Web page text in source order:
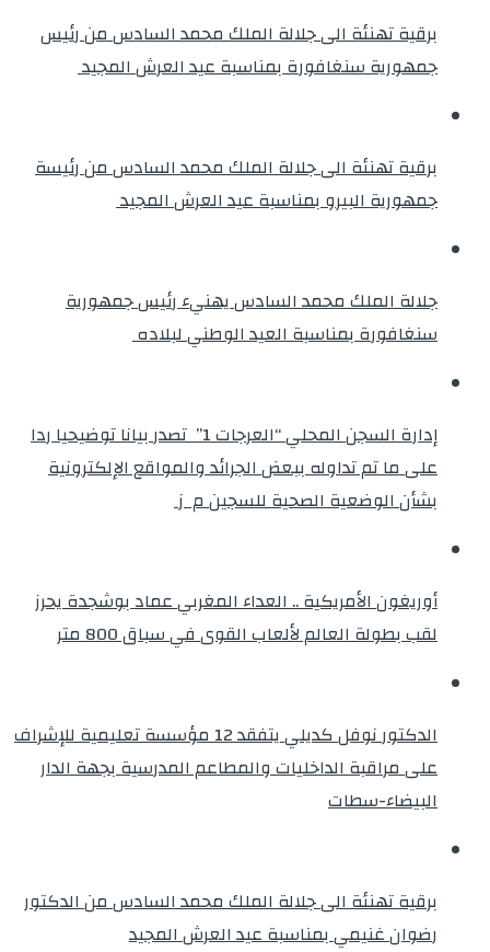
برقية تهنئة الى جلالة الملك محمد السادس من رئيس
جمهورية سنغافورة بمناسبة عيد العرش المجيد
برقية تهنئة الى جلالة الملك محمد السادس من رئيسة
جمهورية البيرو بمناسبة عيد العرش المجيد
جلالة الملك محمد السادس يهنيء رئيس جمهورية
سنغافورة بمناسبة العيد الوطني لبلاده
إدارة السجن المحلي “العرجات 1” تصدر بيانا توضيحيا ردا
على ما تم تداوله ببعض الجرائد والمواقع الإلكترونية
بشأن الوضعية الصحية للسجين م ز
أوريغون الأمريكية .. العداء المغربي عماد بوشجدة يحرز
لقب بطولة العالم لألعاب القوى في سباق 800 متر
الدكتور نوفل كديلي يتفقد 12 مؤسسة تعليمية للإشراف
على مراقبة الداخليات والمطاعم المدرسية بجهة الدار
البيضاء-سطات
برقية تهنئة الى جلالة الملك محمد السادس من الدكتور
رضوان غنيمي بمناسبة عيد العرش المجيد